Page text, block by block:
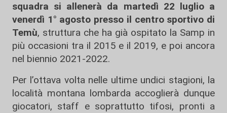
squadra si allenerà da martedì 22 luglio a
venerdì 1° agosto presso il centro sportivo di
Temù, struttura che ha già ospitato la Samp in
più occasioni tra il 2015 e il 2019, e poi ancora
nel biennio 2021-2022.
Per l’ottava volta nelle ultime undici stagioni, la
località montana lombarda accoglierà dunque
giocatori, staff e soprattutto tifosi, pronti a